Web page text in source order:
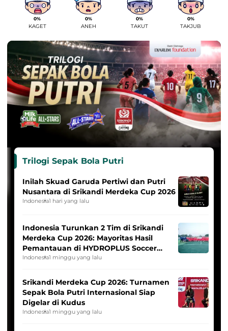
0%
KAGET
0%
ANEH
0%
TAKUT
0%
TAKJUB
Trilogi Sepak Bola Putri
Inilah Skuad Garuda Pertiwi dan Putri
Nusantara di Srikandi Merdeka Cup 2026
Indonesia1 hari yang lalu
Indonesia Turunkan 2 Tim di Srikandi
Merdeka Cup 2026: Mayoritas Hasil
Pemantauan di HYDROPLUS Soccer
League
Indonesia1 minggu yang lalu
Srikandi Merdeka Cup 2026: Turnamen
Sepak Bola Putri Internasional Siap
Digelar di Kudus
Indonesia1 minggu yang lalu